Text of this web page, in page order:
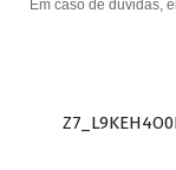
Em caso de dúvidas,